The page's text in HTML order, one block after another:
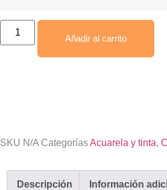
Añadir al carrito
SKU N/A CategoríasAcuarela y tinta,
Descripción Información